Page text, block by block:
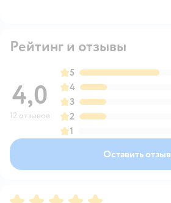
Рейтинг и отзывы
4,0
12 отзывов
5
4
3
2
1
Оставить отзыв
Рейтинг:5